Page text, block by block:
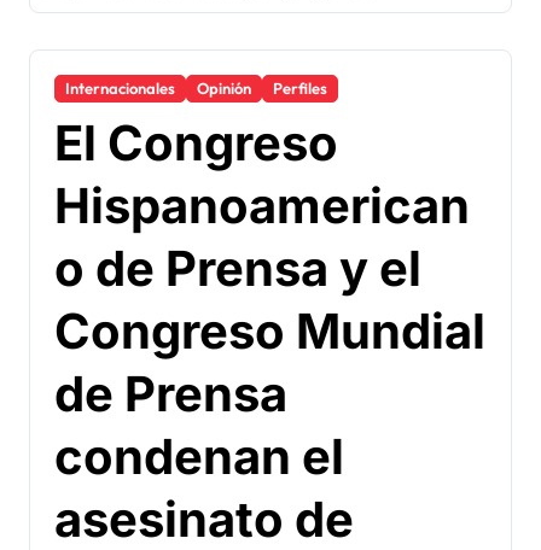
Internacionales Opinión Perfiles
El Congreso
Hispanoamerican
o de Prensa y el
Congreso Mundial
de Prensa
condenan el
asesinato de